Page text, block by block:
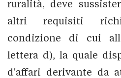
ruralità, deve
altri requisiti
condizione di cui
lettera d), la quale
d'affari derivante da